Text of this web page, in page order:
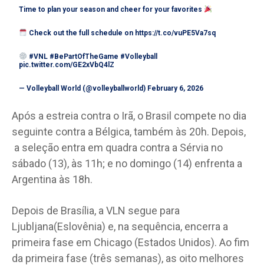
Time to plan your season and cheer for your favorites
Check out the full schedule on https://t.co/vuPE5Va7sq
#VNL #BePartOfTheGame #Volleyball
pic.twitter.com/GE2xVbQ4lZ
— Volleyball World (@volleyballworld) February 6, 2026
Após a estreia contra o Irã, o Brasil compete no dia
seguinte contra a Bélgica, também às 20h. Depois,
a seleção entra em quadra contra a Sérvia no
sábado (13), às 11h; e no domingo (14) enfrenta a
Argentina às 18h.
Depois de Brasília, a VLN segue para
Ljubljana(Eslovênia) e, na sequência, encerra a
primeira fase em Chicago (Estados Unidos). Ao fim
da primeira fase (três semanas), as oito melhores